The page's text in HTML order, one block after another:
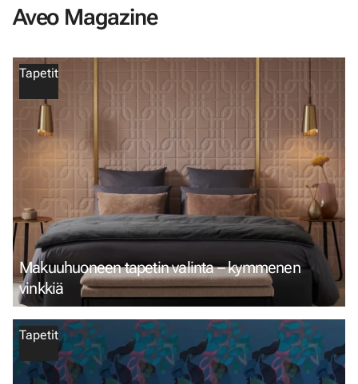
Aveo Magazine
Tapetit
Makuuhuoneen tapetin valinta – kymmenen
vinkkiä
Tapetit